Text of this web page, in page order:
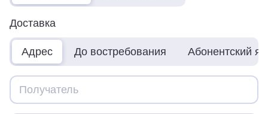
Доставка
Адрес До востребования Абонентский